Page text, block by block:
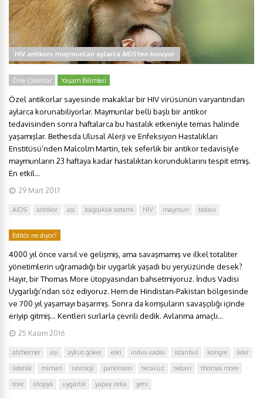
HIV antikoru maymunları aylarca AIDS’ten koruyor
Öne Çıkanlar Yaşam Bilimleri
Özel antikorlar sayesinde makaklar bir HIV virüsünün varyantından
aylarca korunabiliyorlar. Maymunlar belli başlı bir antikor
tedavisinden sonra haftalarca bu hastalık etkeniyle temas halinde
yaşamışlar. Bethesda Ulusal Alerji ve Enfeksiyon Hastalıkları
Enstitüsü’nden Malcolm Martin, tek seferlik bir antikor tedavisiyle
maymunların 23 haftaya kadar hastalıktan korunduklarını tespit etmiş.
En etkil...
29 Mart 2017
AIDS antikor aşı bağışıklık sistemi HIV maymun tedavi
Editör ne diyor?
4000 yıl önce varsıl ve gelişmiş, ama savaşmamış ve ilkel totaliter
yönetimlerin uğramadığı bir uygarlık yaşadı bu yeryüzünde desek?
Hayır, bir Thomas More ütopyasından bahsetmiyoruz. İndus Vadisi
Uygarlığı’ndan söz ediyoruz. Hem de Hindistan-Pakistan bölgesinde
ve 700 yıl yaşamayı başarmış. Sonra da komşuların savaşçılığı içinde
eriyip gitmiş… Kentleri surlarla çevrili dedik. Avlanma amaçlı...
25 Kasım 2016
alzheimer aşı aykut göker eski indus vadisi istanbul kongre
lider
liderlik
mimari nöroloji parkinson tecavüz tedavi
thomas more
töre
ütopya uygarlık yapay zeka yeni